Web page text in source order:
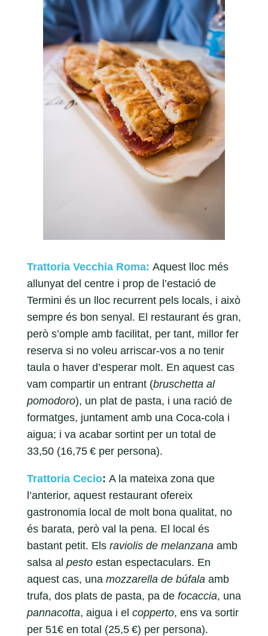
Trattoria Vecchia Roma: Aquest lloc més
allunyat del centre i prop de l’estació de
Termini és un lloc recurrent pels locals, i això
sempre és bon senyal. El restaurant és gran,
però s’omple amb facilitat, per tant, millor fer
reserva si no voleu arriscar-vos a no tenir
taula o haver d’esperar molt. En aquest cas
vam compartir un entrant (bruschetta al
pomodoro), un plat de pasta, i una ració de
formatges, juntament amb una Coca-cola i
aigua; i va acabar sortint per un total de
33,50 (16,75 € per persona).
Trattoria Cecio: A la mateixa zona que
l’anterior, aquest restaurant ofereix
gastronomia local de molt bona qualitat, no
és barata, però val la pena. El local és
bastant petit. Els raviolis de melanzana amb
salsa al pestoestan espectaculars. En
aquest cas, una mozzarella de búfala amb
trufa, dos plats de pasta, pa de focaccia, una
pannacotta, aigua i el copperto, ens va sortir
per 51€ en total (25,5 €) per persona).